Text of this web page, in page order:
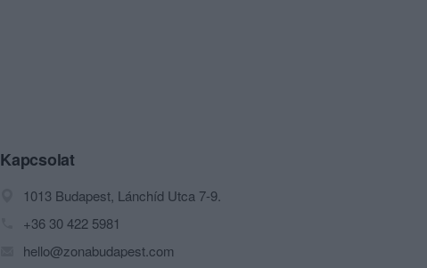
Kapcsolat
1013 Budapest, Lánchíd Utca 7-9.
+36 30 422 5981
hello@zonabudapest.com